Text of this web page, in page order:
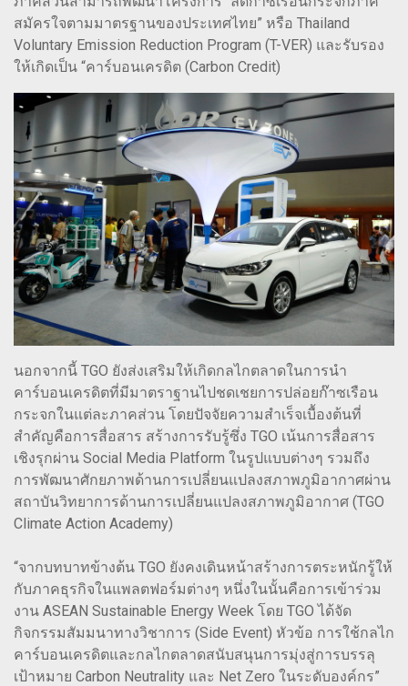
สมัครใจตามมาตรฐานของประเทศไทย” หรือ Thailand
Voluntary Emission Reduction Program (T-VER) และรับรอง
ให้เกิดเป็น “คาร์บอนเครดิต (Carbon Credit)
นอกจากนี้ TGO ยังส่งเสริมให้เกิดกลไกตลาดในการนำ
คาร์บอนเครดิตที่มีมาตราฐานไปชดเชยการปล่อยก๊าซเรือน
กระจกในแต่ละภาคส่วน โดยปัจจัยความสำเร็จเบื้องต้นที่
สำคัญคือการสื่อสาร สร้างการรับรู้ซึ่ง TGO เน้นการสื่อสาร
เชิงรุกผ่าน Social Media Platform ในรูปแบบต่างๆ รวมถึง
การพัฒนาศักยภาพด้านการเปลี่ยนแปลงสภาพภูมิอากาศผ่าน
สถาบันวิทยาการด้านการเปลี่ยนแปลงสภาพภูมิอากาศ (TGO
Climate Action Academy)
“จากบทบาทข้างต้น TGO ยังคงเดินหน้าสร้างการตระหนักรู้ให้
กับภาคธุรกิจในแพลตฟอร์มต่างๆ หนึ่งในนั้นคือการเข้าร่วม
งาน ASEAN Sustainable Energy Week โดย TGO ได้จัด
กิจกรรมสัมมนาทางวิชาการ (Side Event) หัวข้อ การใช้กลไก
คาร์บอนเครดิตและกลไกตลาดสนับสนุนการมุ่งสู่การบรรลุ
เป้าหมาย Carbon Neutrality และ Net Zero ในระดับองค์กร”